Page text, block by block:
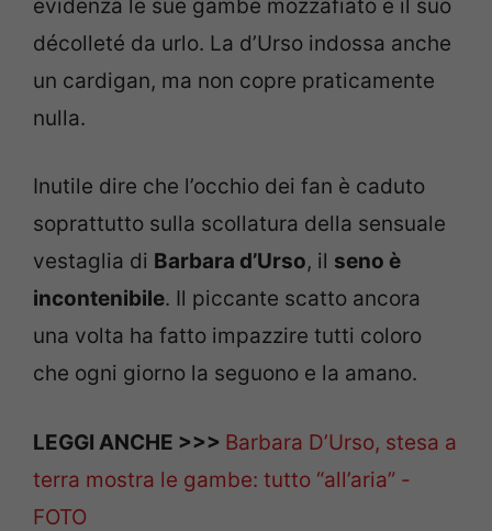
evidenza le sue gambe mozzafiato e il suo
décolleté da urlo. La d’Urso indossa anche
un cardigan, ma non copre praticamente
nulla.
Inutile dire che l’occhio dei fan è caduto
soprattutto sulla scollatura della sensuale
vestaglia di Barbara d’Urso, il seno è
incontenibile. Il piccante scatto ancora
una volta ha fatto impazzire tutti coloro
che ogni giorno la seguono e la amano.
LEGGI ANCHE >>> Barbara D’Urso, stesa a
terra mostra le gambe: tutto “all’aria” -
FOTO